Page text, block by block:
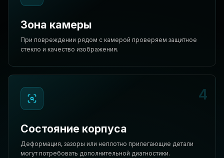
Зона камеры
При повреждении рядом с камерой проверяем защитное
стекло и качество изображения.
4
Состояние корпуса
Деформация, зазоры или неплотно прилегающие детали
могут потребовать дополнительной диагностики.